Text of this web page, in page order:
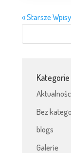
« Starsze Wpisy
Kategorie
Bez
blogs
Galerie